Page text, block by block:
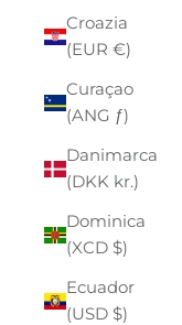
Croazia
(EUR €)
Curaçao
(ANG ƒ)
Danimarca
(DKK kr.)
Dominica
(XCD $)
Ecuador
(USD $)